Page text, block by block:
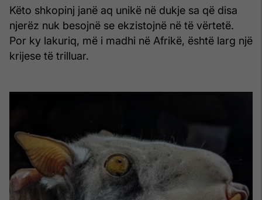
Këto shkopinj janë aq unikë në dukje sa që disa
njerëz nuk besojnë se ekzistojnë në të vërtetë.
Por ky lakuriq, më i madhi në Afrikë, është larg një
krijese të trilluar.